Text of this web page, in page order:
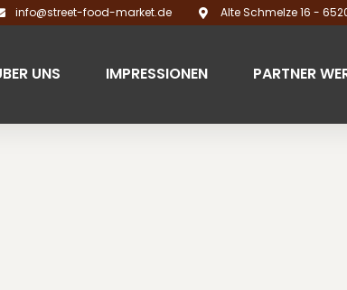
info@street-food-market.de Alte Schmelze 16 -
UNS IMPRESSIONEN PARTNER